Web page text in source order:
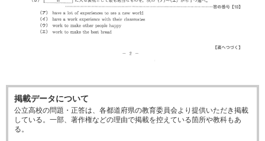
掲載データについて
公立高校の問題・正答は、各都道府県の教育委員会より提供いただき掲載
している。一部、著作権などの理由で掲載を控えている箇所や教科もあ
る。